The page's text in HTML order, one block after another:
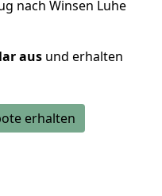
nach Winsen Luhe
aus und erhalten
erhalten